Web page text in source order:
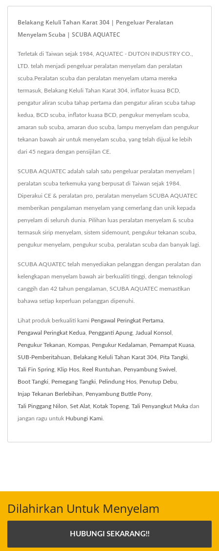
Belakang Keluli Tahan Karat 304 | Pengeluar Peralatan
Menyelam Scuba | SCUBA AQUATEC
Terletak di Taiwan sejak 1984, AQUATEC - DUTON INDUSTRY CO.,
LTD. telah menjadi pengeluar peralatan menyelam dan peralatan
scuba.Peralatan scuba dan peralatan menyelam utama mereka
termasuk, Belakang Keluli Tahan Karat 304, inflator kuasa BCD,
pengatur aliran scuba tahap pertama dan pengatur aliran scuba tahap
kedua, BCD scuba, inflator kuasa BCD, pengukur menyelam scuba,
amaran sub scuba, amaran duo scuba, lampu menyelam dan pengukur
tekanan bawah air untuk menyelam scuba, yang telah dijual ke lebih
dari 45 negara dengan pensijilan CE.
SCUBA AQUATEC adalah salah satu pengeluar peralatan menyelam |
peralatan scuba terkemuka yang berpusat di Taiwan sejak 1984.
Diperakui CE & peralatan pro, peralatan menyelam SCUBA AQUATEC
memberikan pengalaman menyelam yang cemerlang dan unik kepada
penyelam di seluruh dunia. Pilihan luas peralatan menyelam & scuba
termasuk sirip menyelam, sistem sidemount, pengukur tekanan scuba,
pengukur menyelam, pengukur scuba, peralatan scuba dan banyak lagi.
SCUBA AQUATEC telah menyediakan pelanggan dengan peralatan dan
kelengkapan menyelam bawah air berkualiti tinggi, dengan teknologi
canggih dan 42 tahun pengalaman, SCUBA AQUATEC memastikan
bahawa setiap keperluan pelanggan dipenuhi.
Lihat produk berkualiti kami Pengawal Peringkat Pertama
Pengawal Peringkat Kedua Pengganti Apung Jadual Konsol
Pengukur Tekanan Kompas Pengukur Kedalaman Pemampat Kuasa
SUB-Pemberitahuan Belakang Keluli Tahan Karat 304 Pita Tangki
Tali Fin Spring Klip Hos Reel Runtuhan Penyambung Swivel
Boot Tangki Pemegang Tangki Pelindung Hos Penutup Debu
Injap Tekanan Berlebihan Penyambung Buttle Pony
Tali Pinggang Nilon Set Alat Kotak Topeng Tali Penyangkut Muka dan
jangan ragu untuk Hubungi Kami
Dilahirkan Untuk Menyelam
HUBUNGI SEKARANG!!